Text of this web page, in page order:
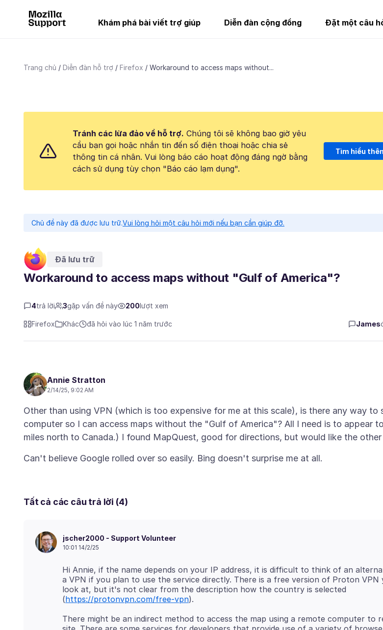
Khám phá bài viết trợ giúp Diễn đàn cộng đồng Đặt một câu
Trang chủ Diễn đàn hỗ trợ Firefox Workaround to access maps without...
Tránh các lừa đảo về hỗ trợ. Chúng tôi sẽ không bao giờ yêu
cầu bạn gọi hoặc nhắn tin đến số điện thoại hoặc chia sẻ
thông tin cá nhân. Vui lòng báo cáo hoạt động đáng ngờ bằng
cách sử dụng tùy chọn "Báo cáo lạm dụng".
Tìm hiểu
Chủ đề này đã được lưu trữ.Vui lòng hỏi một câu hỏi mới nếu bạn cần giúp đỡ.
Đã lưu trữ
Workaround to access maps without "Gulf of America"?
4trả lời 3gặp vấn đề này 200 lượt xem
Firefox Khác đã hỏi vào lúc 1 năm trước James
Annie Stratton
2/14/25, 9:02 AM
Other than using VPN (which is too expensive for me at this scale), is there any way to
computer so I can access maps without the "Gulf of America"? All I need is to appear
Tất cả các câu trả lời (4)
jscher2000 - Support Volunteer
10:01 14/2/25
Hi Annie, if the name depends on your IP address, it is difficult to think of an
a VPN if you plan to use the service directly. There is a free version of Proton VPN
look at, but it's not clear from the description how the country is selected
(https://protonvpn.com/free-vpn
There might be an indirect method to access the map using a remote computer to